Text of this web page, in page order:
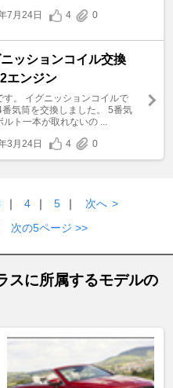
7月24日
4 0
ッションコイル交換
エンジン
す。 イグニッションコイルで
番気筒を交換しました。 5番気
ルト一本が取れないの ...
3月24日
4 0
｜ 4 ｜ 5 ｜ 次へ >
次の5ページ >>
スに所属するモデルの